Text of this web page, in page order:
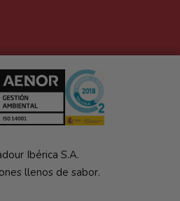
Ibérica S.A.
llenos de sabor.